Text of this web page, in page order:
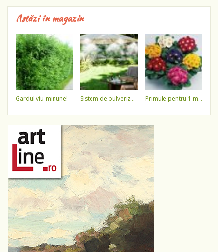
Astăzi în magazin
gardul viu-minune! sistem de pulverizare a apei primule pentru 1 martie 3,5 lei / ghiveci !!!!